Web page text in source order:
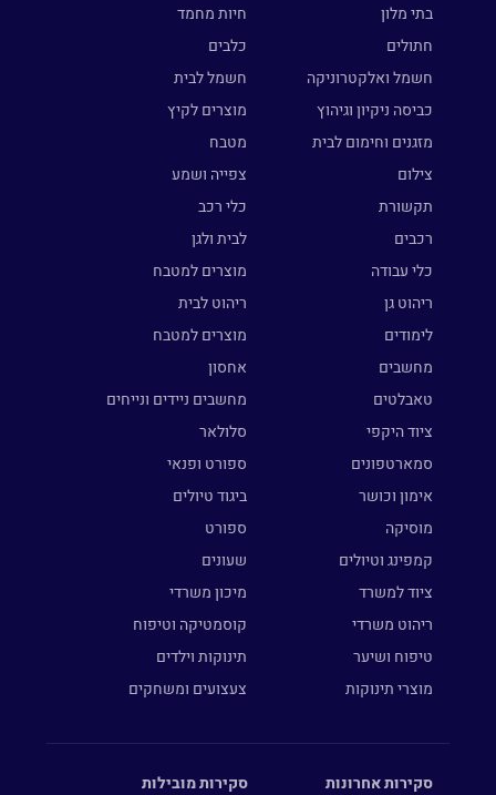
בתי מלון
חיות מחמד
חתולים
כלבים
חשמל ואלקטרוניקה
חשמל לבית
כביסה ניקיון וגיהוץ
מוצרים לקיץ
מזגנים וחימום לבית
מטבח
צילום
צפייה ושמע
תקשורת
כלי רכב
רכבים
לבית ולגן
כלי עבודה
מוצרים למטבח
ריהוט גן
ריהוט לבית
לימודים
מוצרים למטבח
מחשבים
אחסון
טאבלטים
מחשבים ניידים ונייחים
ציוד היקפי
סלולאר
סמארטפונים
ספורט ופנאי
אימון וכושר
ביגוד טיולים
מוסיקה
ספורט
קמפינג וטיולים
שעונים
ציוד למשרד
מיכון משרדי
ריהוט משרדי
קוסמטיקה וטיפוח
טיפוח ושיער
תינוקות וילדים
מוצרי תינוקות
צעצועים ומשחקים
סקירות אחרונות סקירות מובילות